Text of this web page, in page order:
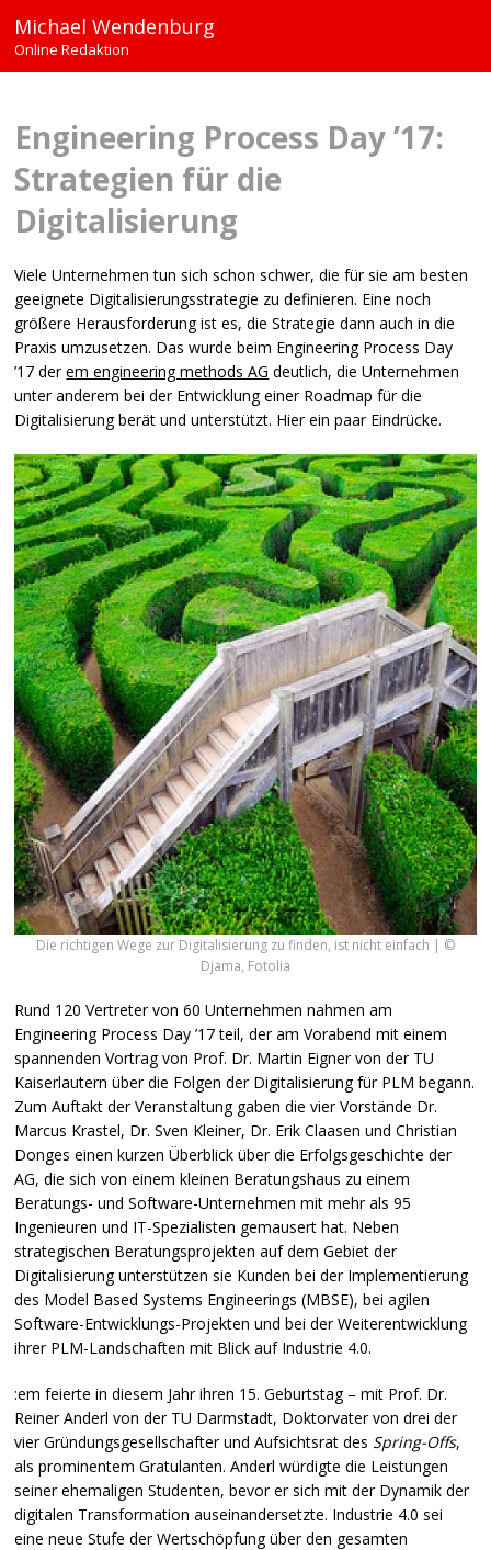
Michael Wendenburg
Online Redaktion
Engineering Process Day ’17:
Strategien für die
Digitalisierung
Viele Unternehmen tun sich schon schwer, die für sie am besten
geeignete Digitalisierungsstrategie zu definieren. Eine noch
größere Herausforderung ist es, die Strategie dann auch in die
Praxis umzusetzen. Das wurde beim Engineering Process Day
’17 derem engineering methods AG deutlich, die Unternehmen
unter anderem bei der Entwicklung einer Roadmap für die
Digitalisierung berät und unterstützt. Hier ein paar Eindrücke.
Die richtigen Wege zur Digitalisierung zu finden, ist nicht einfach | ©
Djama, Fotolia
Rund 120 Vertreter von 60 Unternehmen nahmen am
Engineering Process Day ’17 teil, der am Vorabend mit einem
spannenden Vortrag von Prof. Dr. Martin Eigner von der TU
Kaiserlautern über die Folgen der Digitalisierung für PLM begann.
Zum Auftakt der Veranstaltung gaben die vier Vorstände Dr.
Marcus Krastel, Dr. Sven Kleiner, Dr. Erik Claasen und Christian
Donges einen kurzen Überblick über die Erfolgsgeschichte der
AG, die sich von einem kleinen Beratungshaus zu einem
Beratungs- und Software-Unternehmen mit mehr als 95
Ingenieuren und IT-Spezialisten gemausert hat. Neben
strategischen Beratungsprojekten auf dem Gebiet der
Digitalisierung unterstützen sie Kunden bei der Implementierung
des Model Based Systems Engineerings (MBSE), bei agilen
Software-Entwicklungs-Projekten und bei der Weiterentwicklung
ihrer PLM-Landschaften mit Blick auf Industrie 4.0.
:em feierte in diesem Jahr ihren 15. Geburtstag – mit Prof. Dr.
Reiner Anderl von der TU Darmstadt, Doktorvater von drei der
vier Gründungsgesellschafter und Aufsichtsrat des Spring-Offs,
als prominentem Gratulanten. Anderl würdigte die Leistungen
seiner ehemaligen Studenten, bevor er sich mit der Dynamik der
digitalen Transformation auseinandersetzte. Industrie 4.0 sei
eine neue Stufe der Wertschöpfung über den gesamten